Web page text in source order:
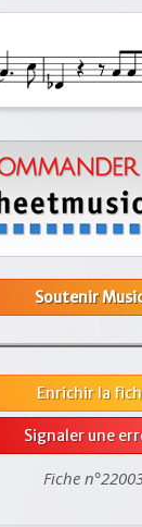
Soutenir
Enrichir la
Signaler une
Fiche